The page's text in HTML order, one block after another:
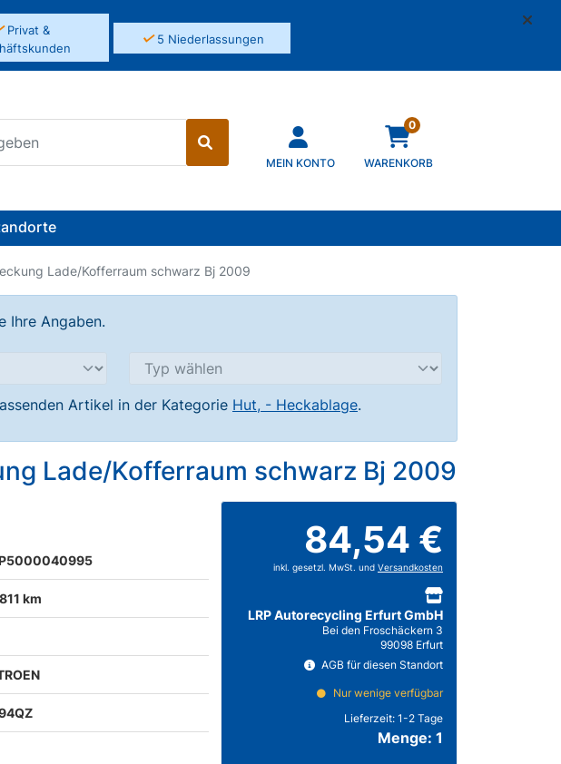
Privat &
✓5 Niederlassungen
MEIN KONTO
0
WARENKORB
Lade/Kofferraum schwarz Bj 2009
Ihre Angaben.
Artikel in der Kategorie Hut, - Heckablage.
Lade/Kofferraum schwarz Bj 2009
km
84,54 €
inkl. gesetzl. MwSt. und Versandkosten
LRP Autorecycling Erfurt GmbH
Bei den Froschäckern 3
99098 Erfurt
AGB für diesen Standort
Nur wenige verfügbar
Lieferzeit: 1-2 Tage
Menge: 1